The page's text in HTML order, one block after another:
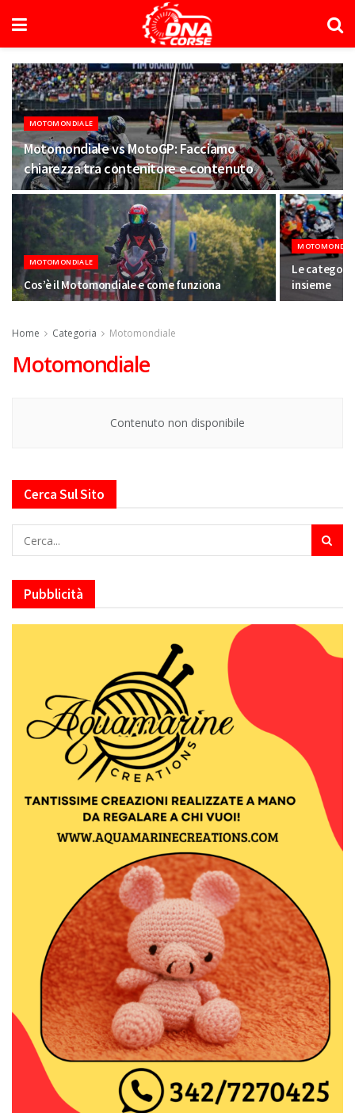
MOTOMONDIALE
Motomondiale vs MotoGP: Facciamo
chiarezza tra contenitore e contenuto
MOTOMONDIALE
Cos’è il Motomondiale e come funziona
Le
insieme
Home Categoria Motomondiale
Motomondiale
Contenuto non disponibile
Cerca Sul Sito
Pubblicità